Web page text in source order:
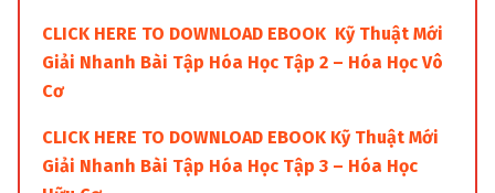
CLICK HERE TO DOWNLOAD EBOOK Kỹ Thuật Mới
Giải Nhanh Bài Tập Hóa Học Tập 2 – Hóa Học Vô
Cơ
CLICK HERE TO DOWNLOAD EBOOK Kỹ Thuật Mới
Giải Nhanh Bài Tập Hóa Học Tập 3 – Hóa Học